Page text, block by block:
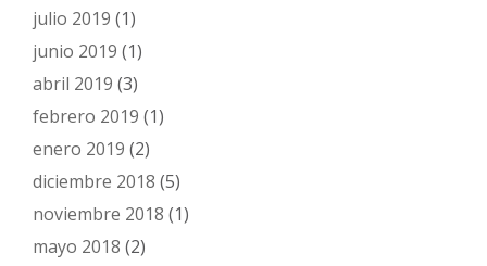
julio 2019 (1)
junio 2019 (1)
abril 2019 (3)
febrero 2019 (1)
enero 2019 (2)
diciembre 2018 (5)
noviembre 2018 (1)
mayo 2018 (2)